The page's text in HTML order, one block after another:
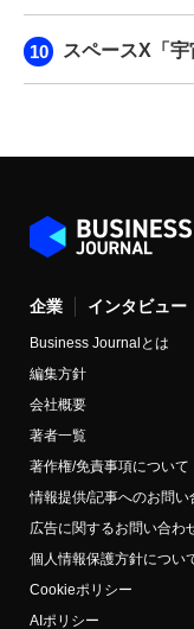
スペースX「
企業 インタビュー
Business Journalとは
編集方針
会社概要
著者一覧
著作権/免責事項について
情報提供/記事へのお問い
広告に関するお問い合わ
個人情報保護方針につい
Cookieポリシー
AIポリシー